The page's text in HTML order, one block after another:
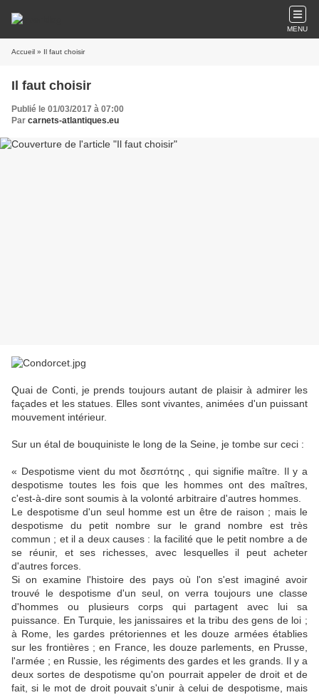
MENU
Accueil » Il faut choisir
Il faut choisir
Publié le 01/03/2017 à 07:00
Par carnets-atlantiques.eu
Quai de Conti, je prends toujours autant de plaisir à admirer les
façades et les statues. Elles sont vivantes, animées d'un puissant
mouvement intérieur.
Sur un étal de bouquiniste le long de la Seine, je tombe sur ceci :
« Despotisme vient du mot δεσπότης , qui signifie maître. Il y a
despotisme toutes les fois que les hommes ont des maîtres,
c'est-à-dire sont soumis à la volonté arbitraire d'autres hommes.
Le despotisme d'un seul homme est un être de raison ; mais le
despotisme du petit nombre sur le grand nombre est très
commun ; et il a deux causes : la facilité que le petit nombre a de
se réunir, et ses richesses, avec lesquelles il peut acheter
d'autres forces.
Si on examine l'histoire des pays où l'on s'est imaginé avoir
trouvé le despotisme d'un seul, on verra toujours une classe
d'hommes ou plusieurs corps qui partagent avec lui sa
puissance. En Turquie, les janissaires et la tribu des gens de loi ;
à Rome, les gardes prétoriennes et les douze armées établies
sur les frontières ; en France, les douze parlements, en Prusse,
l'armée ; en Russie, les régiments des gardes et les grands. Il y a
deux sortes de despotisme qu'on pourrait appeler de droit et de
fait, si le mot de droit pouvait s'unir à celui de despotisme, mais